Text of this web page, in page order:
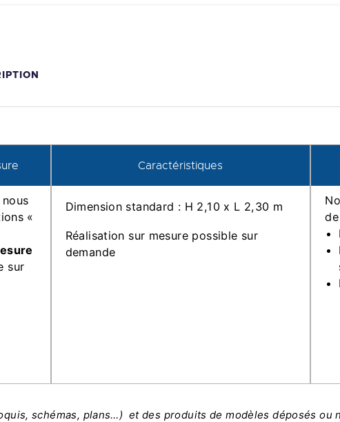
«
sur
Caractéristiques
Dimension standard : H 2,10 x L 2,30 m
Réalisation sur mesure possible sur
demande
schémas, plans…) et des produits de modèles déposés ou